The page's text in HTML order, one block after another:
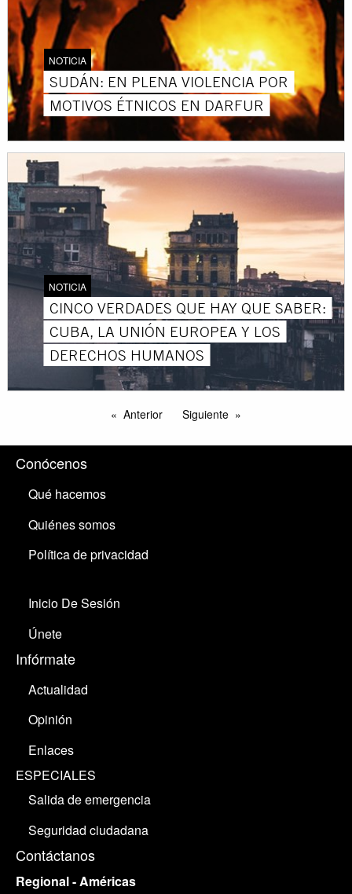
NOTICIA
SUDÁN: EN PLENA VIOLENCIA POR
MOTIVOS ÉTNICOS EN DARFUR
NOTICIA
CINCO VERDADES QUE HAY QUE SABER:
CUBA, LA UNIÓN EUROPEA Y LOS
DERECHOS HUMANOS
Anterior Siguiente
Conócenos
Qué hacemos
Quiénes somos
Política de privacidad
Inicio De Sesión
Únete
Infórmate
Actualidad
Opinión
Enlaces
ESPECIALES
Salida de emergencia
Seguridad ciudadana
Contáctanos
Regional - Américas